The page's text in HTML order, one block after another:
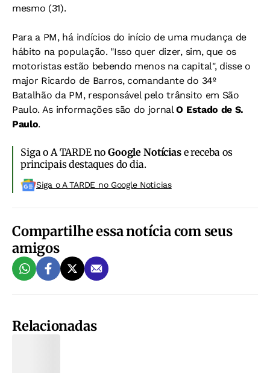
mesmo (31).
Para a PM, há indícios do início de uma mudança de
hábito na população. "Isso quer dizer, sim, que os
motoristas estão bebendo menos na capital", disse o
major Ricardo de Barros, comandante do 34º
Batalhão da PM, responsável pelo trânsito em São
Paulo. As informações são do jornalO Estado de S.
Paulo.
Siga o A TARDE noGoogle Notíciase receba os
principais destaques do dia.
Siga o A TARDE no Google Noticias
Compartilhe essa notícia com seus
amigos
Relacionadas